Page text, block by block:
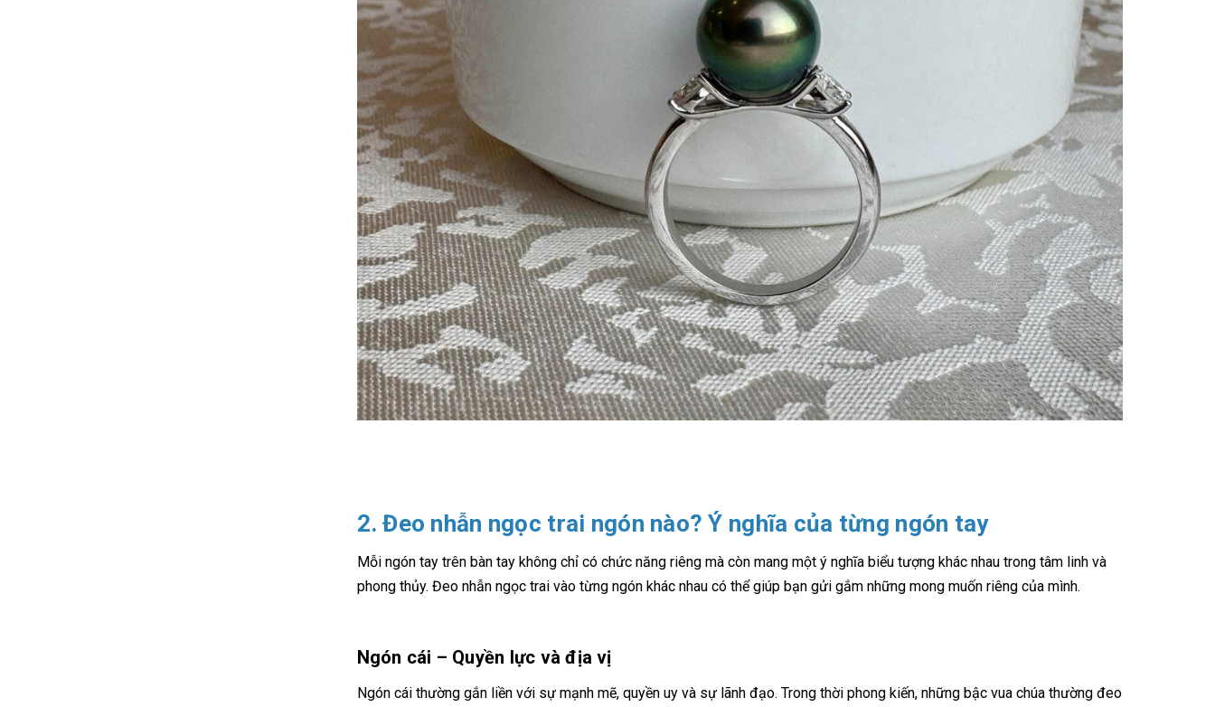
2. Đeo nhẫn ngọc trai ngón nào? Ý nghĩa của từng ngón tay
Mỗi ngón tay trên bàn tay không chỉ có chức năng riêng mà còn mang một ý nghĩa biểu tượng khác nhau trong tâm linh và
phong thủy. Đeo nhẫn ngọc trai vào từng ngón khác nhau có thể giúp bạn gửi gắm những mong muốn riêng của mình.
Ngón cái – Quyền lực và địa vị
Ngón cái thường gắn liền với sự mạnh mẽ, quyền uy và sự lãnh đạo. Trong thời phong kiến, những bậc vua chúa thường đeo